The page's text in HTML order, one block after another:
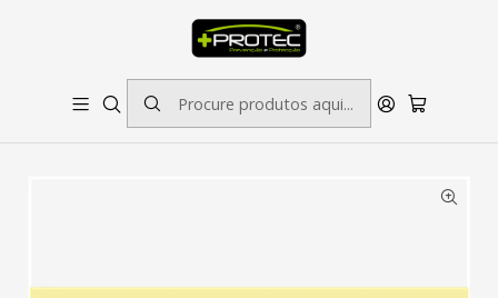
SOLICITE ORÇAMENTO PARA ESTAMPADOS/BORDADOS // SINALÉTICA:
OUTRAS DIMENSÕES SOB CONSULTA
Início Sinalética Emergência Sinal de Emergência Abrir